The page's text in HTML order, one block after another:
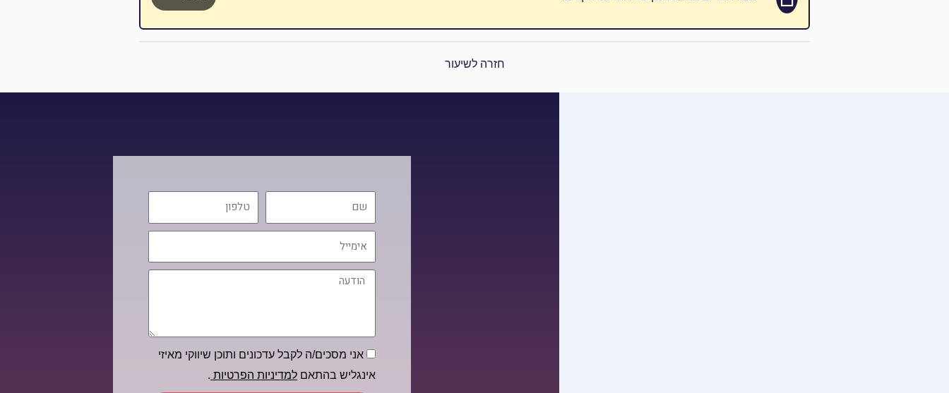
חזרה לשיעור
טלפון
הודעה
הסכמה
אני מסכים/ה לקבל עדכונים ותוכן שיווקי מאיזי
אינגליש בהתאם למדיניות הפרטיות .